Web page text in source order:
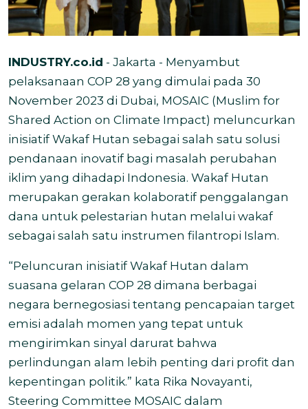
INDUSTRY.co.id - Jakarta - Menyambut
pelaksanaan COP 28 yang dimulai pada 30
November 2023 di Dubai, MOSAIC (Muslim for
Shared Action on Climate Impact) meluncurkan
inisiatif Wakaf Hutan sebagai salah satu solusi
pendanaan inovatif bagi masalah perubahan
iklim yang dihadapi Indonesia. Wakaf Hutan
merupakan gerakan kolaboratif penggalangan
dana untuk pelestarian hutan melalui wakaf
sebagai salah satu instrumen filantropi Islam.
“Peluncuran inisiatif Wakaf Hutan dalam
suasana gelaran COP 28 dimana berbagai
negara bernegosiasi tentang pencapaian target
emisi adalah momen yang tepat untuk
mengirimkan sinyal darurat bahwa
perlindungan alam lebih penting dari profit dan
kepentingan politik.” kata Rika Novayanti,
Steering Committee MOSAIC dalam